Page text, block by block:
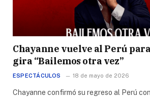
Chayanne vuelve al Perú
gira “Bailemos otra vez”
ESPECTÁCULOS 18 de mayo de 2026
Chayanne confirmó su regreso al Perú